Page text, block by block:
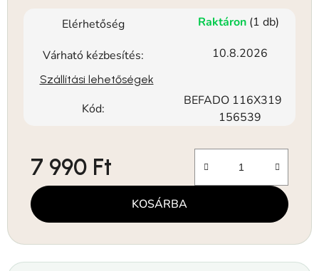
Elérhetőség Raktáron (1 db)
Várható kézbesítés: 10.8.2026
Szállítási lehetőségek
Kód:
BEFADO 116X319
156539
7 990 Ft
Egységár:
KOSÁRBA